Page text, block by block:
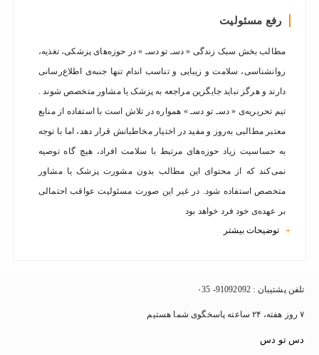
رفع مسئولیت
مطالب بخش سبک زندگی « دسـ تو دسـ » در حوزه‌های پزشکی، تغذیه،
روانشناسی، سلامت و زیبایی و تناسب اندام تنها جنبه‌ی اطلاع‌رسانی
دارند و هرگز نباید جایگزین مراجعه به پزشک یا مشاور متخصص شوند .
تیم تحریریه‌ی « دسـ تو دسـ » همواره در تلاش است با استفاده از منابع
معتبر مطالبی به‌روز و مفید در اختیار مخاطبانش قرار دهد، اما با توجه
به حساسیت زیاد حوزه‌های مرتبط با سلامت افراد، هیچ گاه توصیه
نمی‌کند که از محتوای این مطالب بدون مشورت پزشک یا مشاور
متخصص استفاده شود. در غیر این صورت مسئولیت عواقب احتمالی
بر عهده‌ی خود فرد خواهد بود
+ توضیحات بیشتر
تلفن پشتیبان : 91092092- ۰35
۷ روز هفته، ۲۴ ساعته پاسخگوی شما هستیم
دس تو دس